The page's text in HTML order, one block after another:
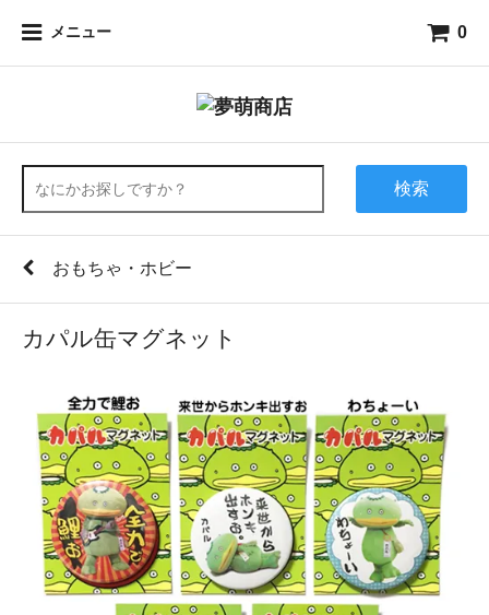
メニュー 0
検索
おもちゃ・ホビー
カパル缶マグネット